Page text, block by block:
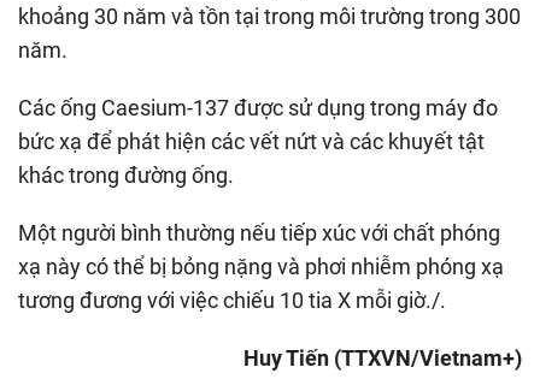
khoảng 30 năm và tồn tại trong môi trường trong 300
năm.
Các ống Caesium-137 được sử dụng trong máy đo
bức xạ để phát hiện các vết nứt và các khuyết tật
khác trong đường ống.
Một người bình thường nếu tiếp xúc với chất phóng
xạ này có thể bị bỏng nặng và phơi nhiễm phóng xạ
tương đương với việc chiếu 10 tia X mỗi giờ./.
Huy Tiến (TTXVN/Vietnam+)